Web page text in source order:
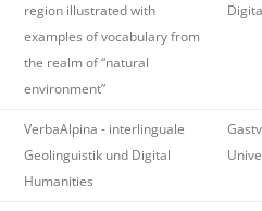
region illustrated with
examples of vocabulary from
the realm of “natural
environment”
VerbaAlpina - interlinguale
Geolinguistik und Digital
Humanities